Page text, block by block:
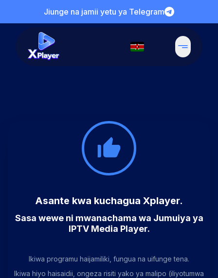
Jiunge na jamii yetu ya Telegram
Asante kwa kuchagua Xplayer.
Sasa wewe ni mwanachama wa Jumuiya ya
IPTV Media Player.
Ikiwa programu haijamiliki, fungua na uifunge tena.
Ikiwa hiyo haisaidii, ongeza risiti yako ya malipo (iliyotumwa